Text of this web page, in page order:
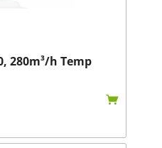
280m³/h Temp